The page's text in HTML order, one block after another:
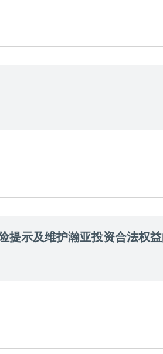
提示及维护瀚亚投资合法权